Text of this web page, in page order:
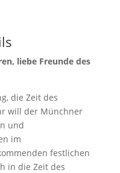
liebe Freunde des
die Zeit des
will der Münchner
und
im
festlichen
in die Zeit des